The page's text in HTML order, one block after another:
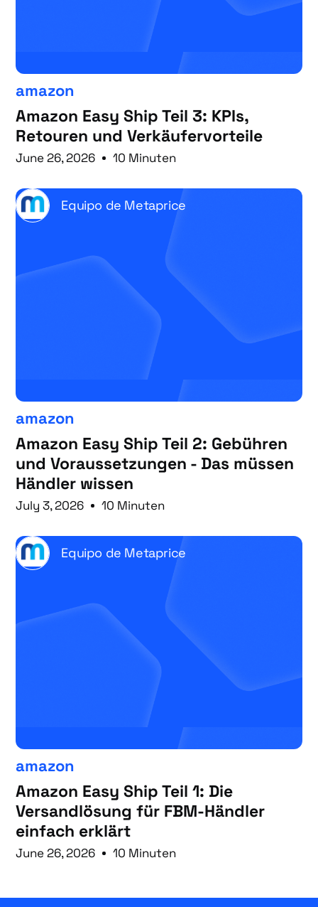
amazon
Amazon Easy Ship Teil 3: KPIs,
Retouren und Verkäufervorteile
June 26, 2026 10 Minuten
Equipo de Metaprice
amazon
Amazon Easy Ship Teil 2: Gebühren
und Voraussetzungen - Das müssen
Händler wissen
July 3, 2026 10 Minuten
Equipo de Metaprice
amazon
Amazon Easy Ship Teil 1: Die
Versandlösung für FBM-Händler
einfach erklärt
June 26, 2026 10 Minuten